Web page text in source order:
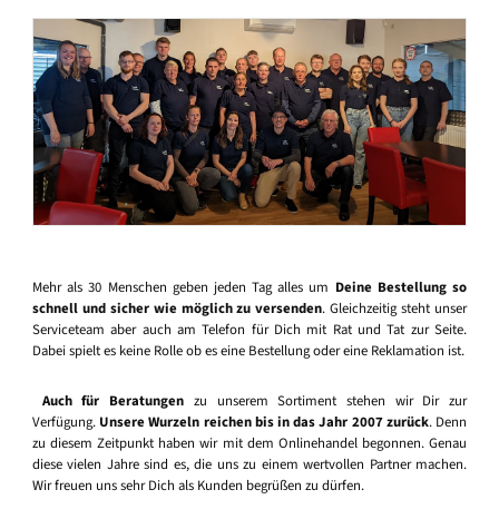
Mehr als 30 Menschen geben jeden Tag alles um Deine Bestellung so
schnell und sicher wie möglich zu versenden. Gleichzeitig steht unser
Serviceteam aber auch am Telefon für Dich mit Rat und Tat zur Seite.
Dabei spielt es keine Rolle ob es eine Bestellung oder eine Reklamation ist.
Auch für Beratungen zu unserem Sortiment stehen wir Dir zur
Verfügung. Unsere Wurzeln reichen bis in das Jahr 2007 zurück. Denn
zu diesem Zeitpunkt haben wir mit dem Onlinehandel begonnen. Genau
diese vielen Jahre sind es, die uns zu einem wertvollen Partner machen.
Wir freuen uns sehr Dich als Kunden begrüßen zu dürfen.